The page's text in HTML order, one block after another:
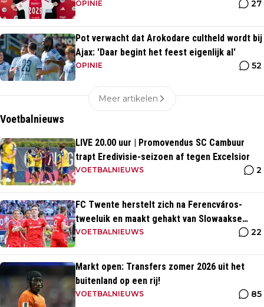
OPINIE 27
Pot verwacht dat Arokodare cultheld wordt bij
Ajax: 'Daar begint het feest eigenlijk al'
OPINIE 52
Meer artikelen
Voetbalnieuws
LIVE 20.00 uur | Promovendus SC Cambuur
trapt Eredivisie-seizoen af tegen Excelsior
VOETBALNIEUWS 2
FC Twente herstelt zich na Ferencváros-
tweeluik en maakt gehakt van Slowaakse
opponent
VOETBALNIEUWS 22
Markt open: Transfers zomer 2026 uit het
buitenland op een rij!
VOETBALNIEUWS 85